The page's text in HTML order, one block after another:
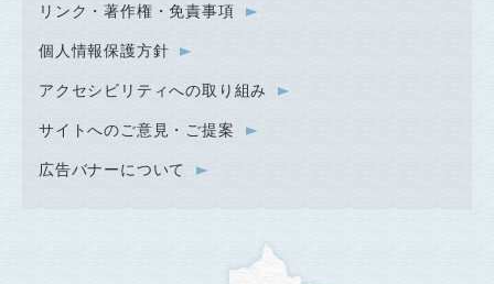
リンク・著作権・免責事項
個人情報保護方針
アクセシビリティへの取り組み
サイトへのご意見・ご提案
広告バナーについて